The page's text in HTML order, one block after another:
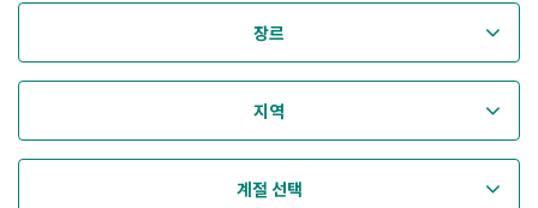
장르
지역
계절 선택